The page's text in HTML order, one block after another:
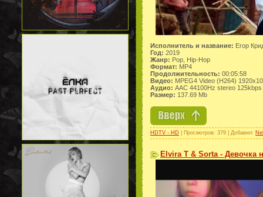
Исполнитель и название: Егор
Год: 2019
Жанр: Pop, Hip-Hop
Формат: MP4
Продолжительность: 00:05:58
Видео: MPEG4 Video (H264)
Аудио: AAC 44100Hz stereo 125kbps
Размер: 137.69 Mb
HDTV - HD | Просмотров: 379 | Добавил:
Elvira T & Sorta - Девочка